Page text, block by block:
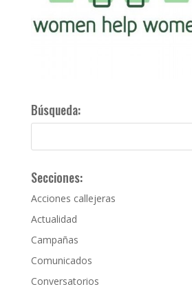
Búsqueda:
Secciones:
Acciones callejeras
Actualidad
Campañas
Comunicados
Conversatorios